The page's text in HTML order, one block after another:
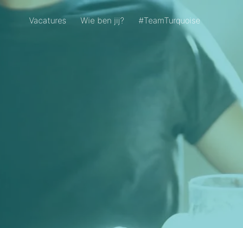
Vacatures Wie ben jij? #TeamTurquoise